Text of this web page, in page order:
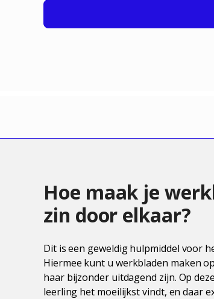
Hoe maak je
zin door elkaar?
Dit is een geweldig hulpmiddel voor
Hiermee kunt u werkbladen maken
haar bijzonder uitdagend zijn. Op
leerling het moeilijkst vindt, en daar